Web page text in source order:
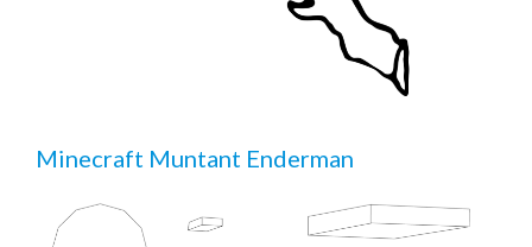
Minecraft Muntant Enderman